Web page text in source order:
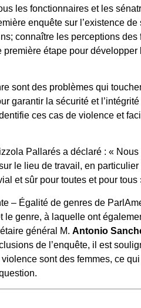
les fonctionnaires et les
enquête sur l’existence
connaître les perceptions
étape pour
sont des problèmes qui
garantir la sécurité et
ces cas de violence et
Pallarés a déclaré : «
le lieu de travail, en particulier
et sûr pour toutes et pour tous
– Égalité de genres de
le genre, à laquelle ont
général M.Antonio
de l’enquête, il est
sont des femmes, ce